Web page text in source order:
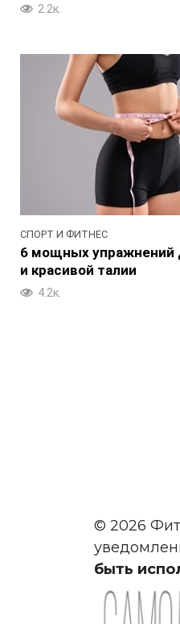
2.2к.
СПОРТ И ФИТНЕС
6 мощных упражнений
и красивой талии
4.2к.
© 2026
быть